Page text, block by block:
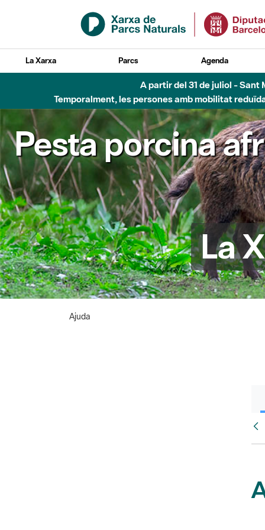
Salta al contingut principal
La Xarxa Parcs Agenda
A partir del 31 de juliol -
Temporalment, les persones amb mobilitat
Pesta porcina
La
Ajuda